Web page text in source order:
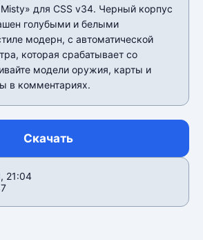
для CSS v34. Черный корпус
голубыми и белыми
модерн, с автоматической
которая срабатывает со
модели оружия, карты и
в комментариях.
Скачать
21:04